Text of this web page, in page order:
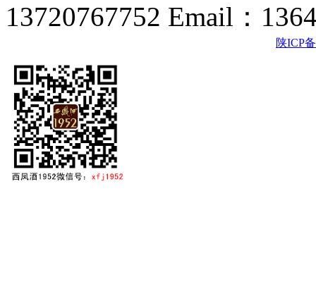
13720767752 Email：
陕ICP